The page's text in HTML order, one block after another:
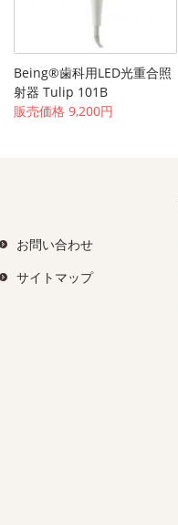
Being®歯科用LED光重合照
射器 Tulip 101B
販売価格 9,200円
お問い合わせ
サイトマップ